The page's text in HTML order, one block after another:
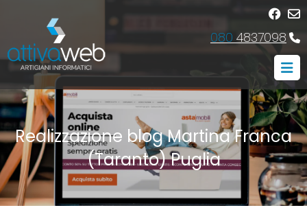
080 4837098
Realizzazione blog Martina Franca
(Taranto) Puglia